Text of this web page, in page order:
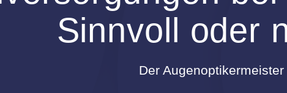
Sinnvoll oder
Der Augenoptikermeister